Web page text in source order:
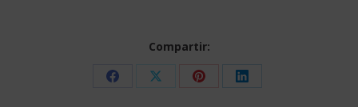
Compartir:
Share
Share
Share
Share